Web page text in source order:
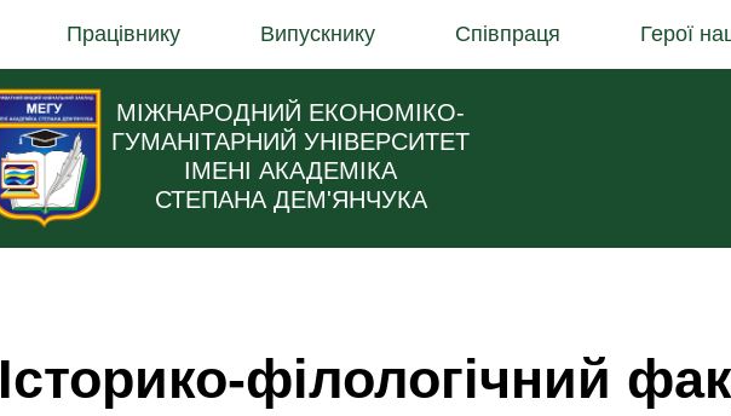
Працівнику Випускнику Співпраця Герої
МІЖНАРОДНИЙ ЕКОНОМІКО-
ГУМАНІТАРНИЙ УНІВЕРСИТЕТ
ІМЕНІ АКАДЕМІКА
СТЕПАНА ДЕМ'ЯНЧУКА
Історико-філологічний